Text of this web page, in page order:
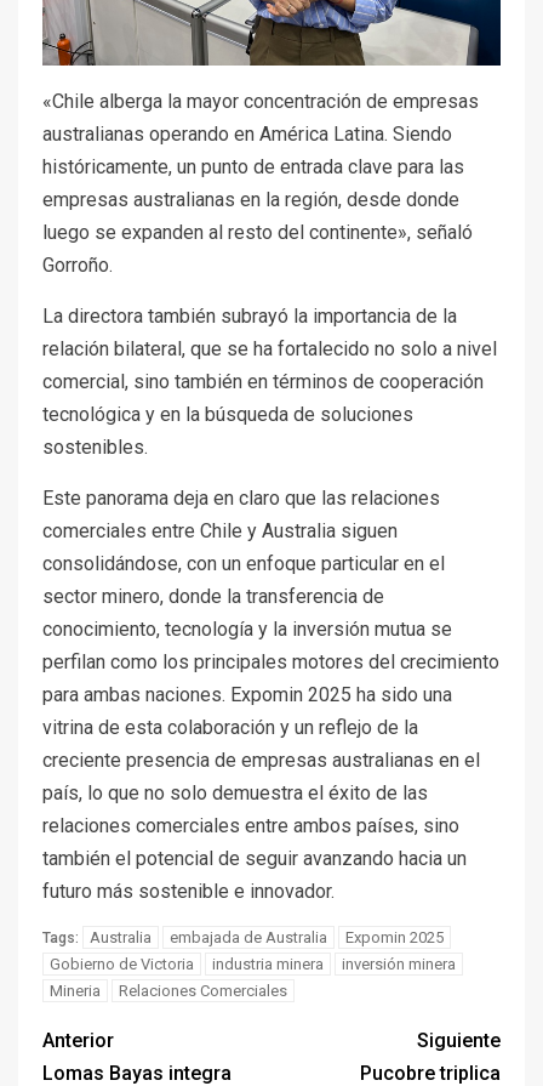
«Chile alberga la mayor concentración de empresas
australianas operando en América Latina. Siendo
históricamente, un punto de entrada clave para las
empresas australianas en la región, desde donde
luego se expanden al resto del continente», señaló
Gorroño.
La directora también subrayó la importancia de la
relación bilateral, que se ha fortalecido no solo a nivel
comercial, sino también en términos de cooperación
tecnológica y en la búsqueda de soluciones
sostenibles.
Este panorama deja en claro que las relaciones
comerciales entre Chile y Australia siguen
consolidándose, con un enfoque particular en el
sector minero, donde la transferencia de
conocimiento, tecnología y la inversión mutua se
perfilan como los principales motores del crecimiento
para ambas naciones. Expomin 2025 ha sido una
vitrina de esta colaboración y un reflejo de la
creciente presencia de empresas australianas en el
país, lo que no solo demuestra el éxito de las
relaciones comerciales entre ambos países, sino
también el potencial de seguir avanzando hacia un
futuro más sostenible e innovador.
Tags: Australia embajada de Australia
Expomin 2025
Gobierno de Victoria
industria minera
inversión minera
Mineria
Relaciones Comerciales
Anterior
Lomas Bayas integra
Siguiente
Pucobre triplica